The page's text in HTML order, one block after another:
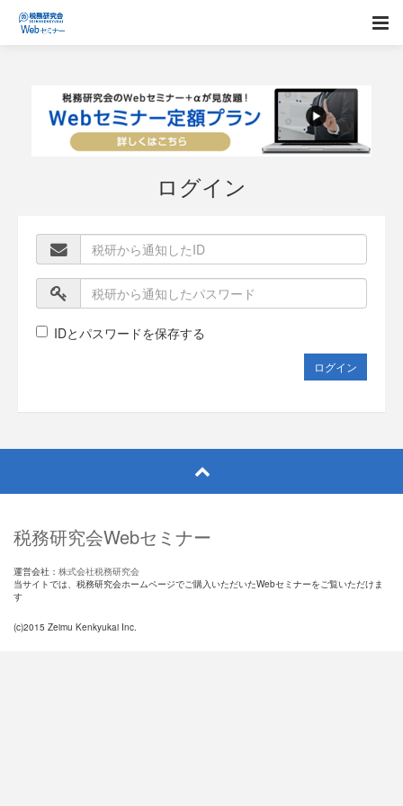
ログイン
IDとパスワードを保存する
ログイン
税務研究会Webセミナー
運営会社： 株式会社税務研究会
当サイトでは、税務研究会ホームページでご購入いただいたWebセミナーをご覧いただけま
す
(c)2015 Zeimu Kenkyukai Inc.